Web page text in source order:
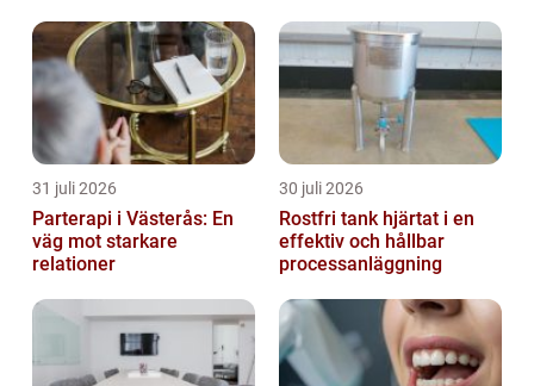
31 juli 2026
Parterapi i Västerås: En
väg mot starkare
relationer
30 juli 2026
Rostfri tank hjärtat i en
effektiv och hållbar
processanläggning